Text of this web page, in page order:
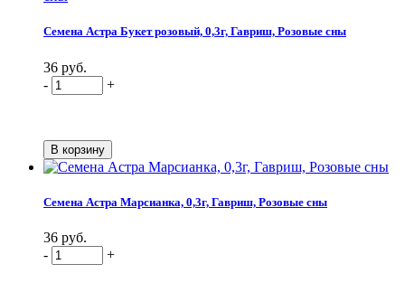
Семена Астра Букет розовый, 0,3г, Гавриш, Розовые сны
36 руб.
-
+
Семена Астра Марсианка, 0,3г, Гавриш, Розовые сны
36 руб.
-
+